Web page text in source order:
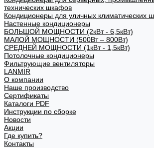
технических шкафов
Кондиционеры для уличных климатических
Настенные кондиционеры
БОЛЬШОЙ МОЩНОСТИ (2кВт - 6,5кВт)
МАЛОЙ МОЩНОСТИ (500Вт – 800Вт)
СРЕДНЕЙ МОЩНОСТИ (1кВт - 1,5кВт)
Потолочные кондиционеры
Фильтрующие вентиляторы
LANMIR
О компании
Наше производство
Сертификаты
Каталоги PDF
Инструкции по сборке
Новости
Акции
Где купить?
Контакты